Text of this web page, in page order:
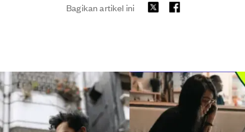
Bagikan artikel ini